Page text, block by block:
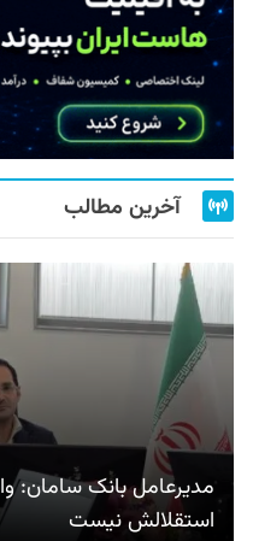
آخرین مطالب
مدیرعامل بانک سامان:
استقلالش نیست